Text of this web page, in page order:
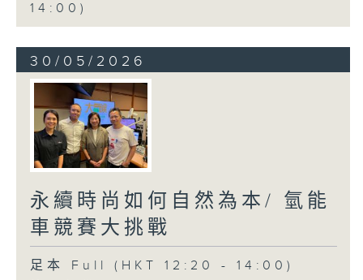
14:00)
30/05/2026
永續時尚如何自然為本/ 氫能
車競賽大挑戰
足本 Full (HKT 12:20 - 14:00)